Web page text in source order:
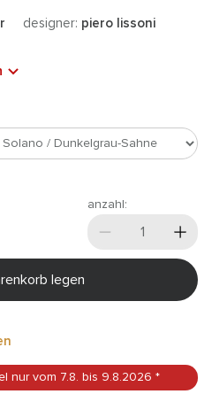
designer: piero lissoni
anzahl:
legen
nur vom 7.8. bis 9.8.2026 *